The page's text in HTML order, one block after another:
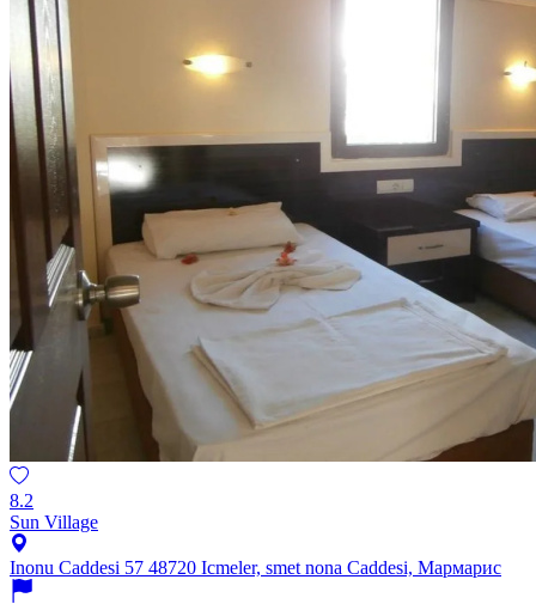
8.2
Sun Village
Inonu Caddesi 57 48720 Icmeler, smet nona Caddesi, Мармарис